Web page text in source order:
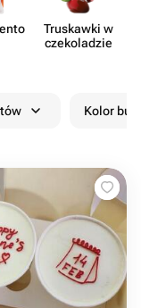
Truskawki w
czeko​ladzie
Kolor